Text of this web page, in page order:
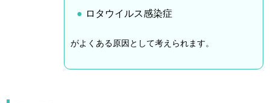
ロタウイルス感染症
がよくある原因として考えられます。